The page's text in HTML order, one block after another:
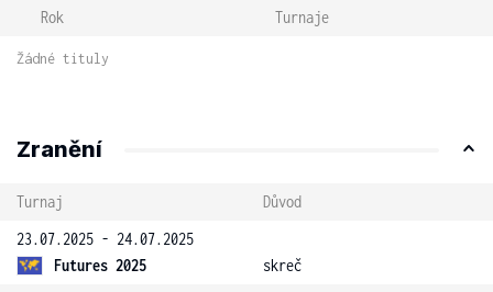
Rok Turnaje
Žádné tituly
Zranění
Turnaj
Důvod
23.07.2025 - 24.07.2025
Futures 2025
skreč